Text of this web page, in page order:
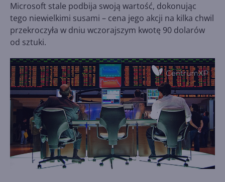
Microsoft stale podbija swoją wartość, dokonując
tego niewielkimi susami – cena jego akcji na kilka chwil
przekroczyła w dniu wczorajszym kwotę 90 dolarów
od sztuki.